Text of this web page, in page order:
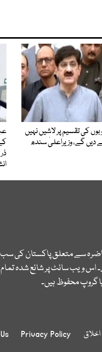
کی تقسیم پر لاشیں نہیں
دیں گے، وزیراعلیٰ سندھ
سے متعلق پاکستان کی
ویب سائٹ پر شائع شدہ
گروپ محفوظ ہیں۔
Privacy Policy